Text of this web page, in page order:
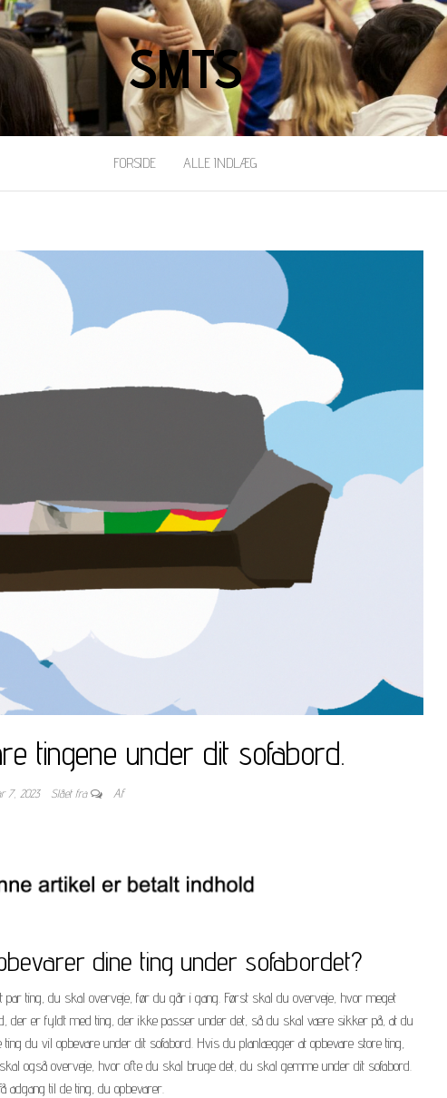
SMTS
FORSIDE ALLE INDLÆG
tingene under dit sofabord.
7, 2023 Slået fra Af
dine ting under sofabordet?
ting, du skal overveje, før du går i gang. Først skal du overveje, hvor meget
der er fyldt med ting, der ikke passer under det, så du skal være sikker på, at du
du vil opbevare under dit sofabord. Hvis du planlægger at opbevare store ting,
også overveje, hvor ofte du skal bruge det, du skal gemme under dit sofabord.
til de ting, du opbevarer.